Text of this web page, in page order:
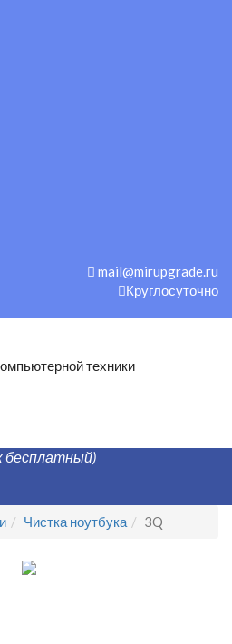
mail@mirupgrade.ru
Круглосуточно
техники
бесплатный)
Чистка ноутбука 3Q